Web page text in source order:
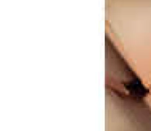
Клинкерная плитка
Ступени, крыльцо
Строительные